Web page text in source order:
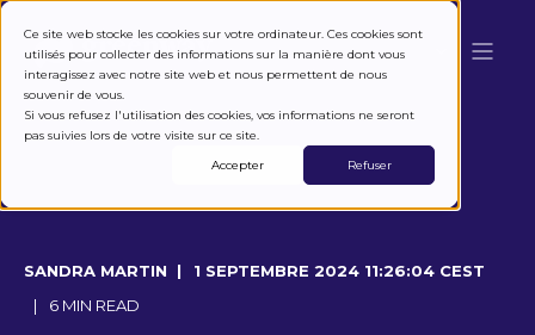
Ce site web stocke les cookies sur votre ordinateur. Ces cookies sont
utilisés pour collecter des informations sur la manière dont vous
interagissez avec notre site web et nous permettent de nous
souvenir de vous.
Si vous refusez l'utilisation des cookies, vos informations ne seront
pas suivies lors de votre visite sur ce site.
Accepter
Refuser
SANDRA MARTIN
1 SEPTEMBRE 2024 11:26:04 CEST
6 MIN READ